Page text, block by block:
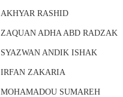
AKHYAR RASHID
ZAQUAN ADHA ABD RADZAK
SYAZWAN ANDIK ISHAK
IRFAN ZAKARIA
MOHAMADOU SUMAREH